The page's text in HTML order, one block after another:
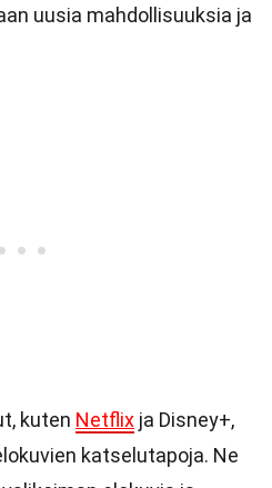
uusia mahdollisuuksia ja
kuten Netflix ja Disney+,
katselutapoja. Ne